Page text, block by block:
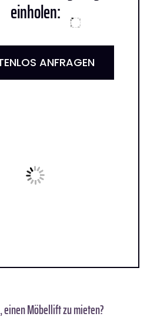
einholen:
ANFRAGEN
Möbellift zu mieten?